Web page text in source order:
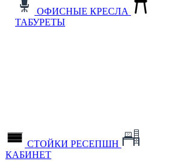
ОФИСНЫЕ КРЕСЛА
ТАБУРЕТЫ
СТОЙКИ РЕСЕПШН
КАБИНЕТ